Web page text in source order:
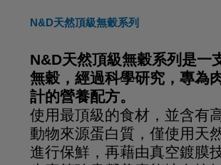
N&D天然頂級無穀系列
N&D天然頂級無穀系列是一
無穀，經過科學研究，專為
計的營養配方。
使用最頂級的食材，並含有
動物來源蛋白質，僅使用天
進行保鮮，再藉由真空鍍膜